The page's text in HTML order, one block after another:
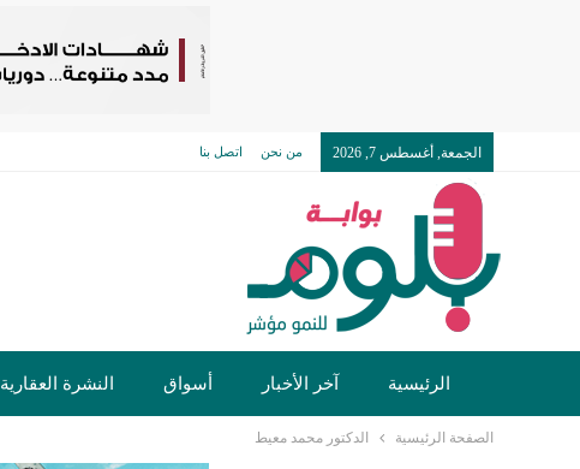
الجمعة, أغسطس 7, 2026 من نحن اتصل بنا
الرئيسية آخر الأخبار أسواق النشرة العقارية
الصفحة الرئيسية الدكتور محمد معيط